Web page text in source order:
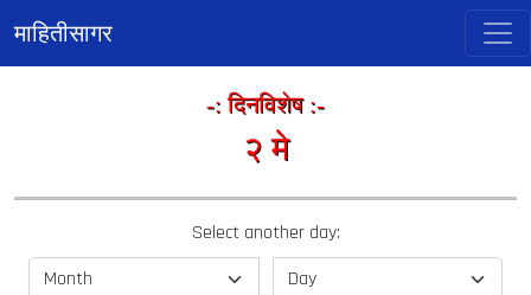
माहितीसागर
-: दिनविशेष :-
२ मे
Select another day: